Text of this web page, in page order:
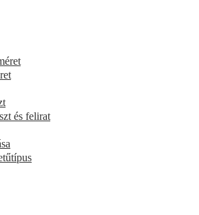
és felirat